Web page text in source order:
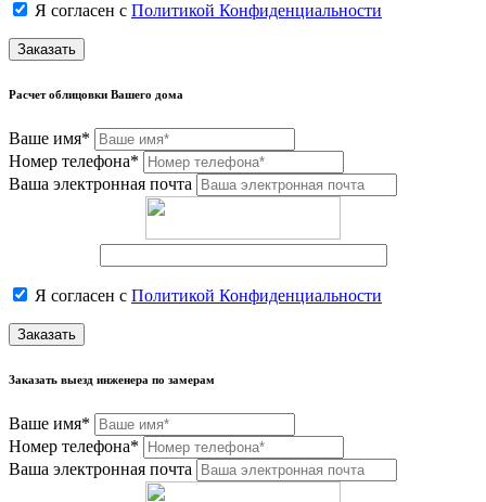
Я согласен с Политикой Конфиденциальности
Заказать
Расчет облицовки Вашего дома
Ваше имя*
Номер телефона*
Ваша электронная почта
Я согласен с Политикой Конфиденциальности
Заказать
Заказать выезд инженера по замерам
Ваше имя*
Номер телефона*
Ваша электронная почта